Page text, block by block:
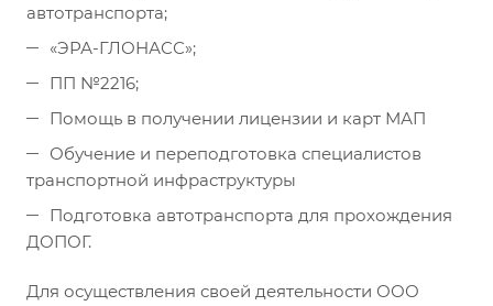
автотранспорта;
«ЭРА-ГЛОНАСС»;
ПП №2216;
Помощь в получении лицензии и карт МАП
Обучение и переподготовка специалистов
транспортной инфраструктуры
Подготовка автотранспорта для прохождения
ДОПОГ.
Для осуществления своей деятельности ООО